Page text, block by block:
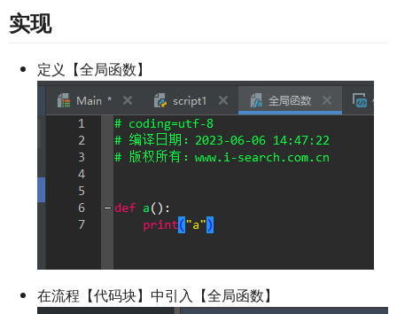
实现
定义【全局函数】
在流程【代码块】中引入【全局函数】